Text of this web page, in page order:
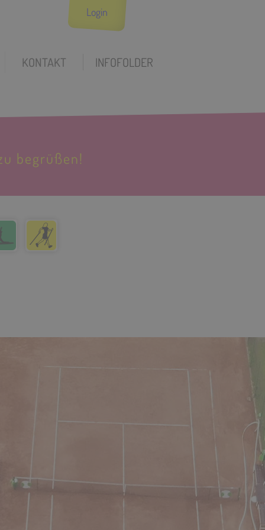
Login
KONTAKT INFOFOLDER
begrüßen!